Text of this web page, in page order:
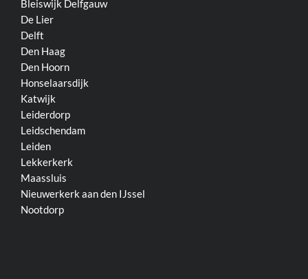
Bleiswijk Delfgauw
De Lier
Delft
Den Haag
Den Hoorn
Honselaarsdijk
Katwijk
Leiderdorp
Leidschendam
Leiden
Lekkerkerk
Maassluis
Nieuwerkerk aan den IJssel
Nootdorp